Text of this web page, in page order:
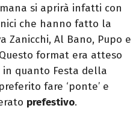
si aprirà infatti con
che hanno fatto la
Zanicchi, Al Bano, Pupo e
format era atteso
in quanto Festa della
fare ‘ponte’ e
prefestivo.